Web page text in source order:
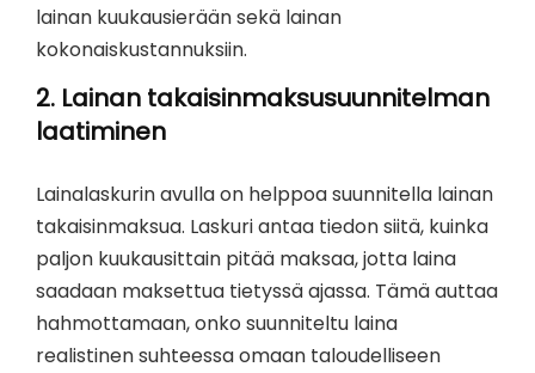
lainan kuukausierään sekä lainan
kokonaiskustannuksiin.
2. Lainan takaisinmaksusuunnitelman
laatiminen
Lainalaskurin avulla on helppoa suunnitella lainan
takaisinmaksua. Laskuri antaa tiedon siitä, kuinka
paljon kuukausittain pitää maksaa, jotta laina
saadaan maksettua tietyssä ajassa. Tämä auttaa
hahmottamaan, onko suunniteltu laina
realistinen suhteessa omaan taloudelliseen